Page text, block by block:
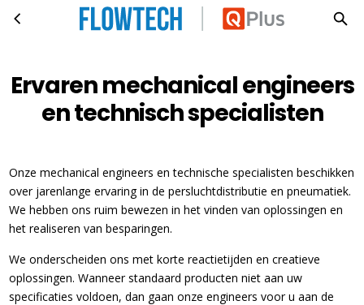
Ga naar hoofdinhoud Ervaren mechanical engineers en technisch specialisten
Ervaren mechanical engineers
en technisch specialisten
Onze mechanical engineers en technische specialisten beschikken
over jarenlange ervaring in de persluchtdistributie en pneumatiek.
We hebben ons ruim bewezen in het vinden van oplossingen en
het realiseren van besparingen.
We onderscheiden ons met korte reactietijden en creatieve
oplossingen. Wanneer standaard producten niet aan uw
specificaties voldoen, dan gaan onze engineers voor u aan de